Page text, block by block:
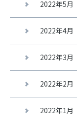
2022年5月
2022年4月
2022年3月
2022年2月
2022年1月